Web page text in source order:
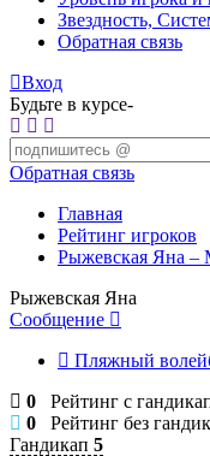
Звездность,
Обратная связь
Вход
Будьте в курсе-
Обратная связь
Главная
Рейтинг игроков
Рыжевская Яна –
Рыжевская Яна
Сообщение
Пляжный
0 Рейтинг с
0 Рейтинг без
Гандикап 5